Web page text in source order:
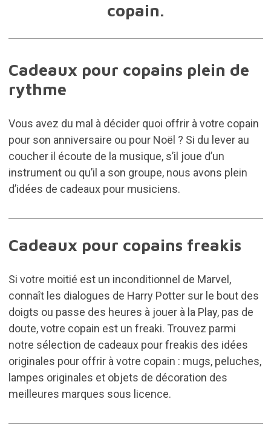
copain.
Cadeaux pour copains plein de
rythme
Vous avez du mal à décider quoi offrir à votre copain
pour son anniversaire ou pour Noël ? Si du lever au
coucher il écoute de la musique, s’il joue d’un
instrument ou qu’il a son groupe, nous avons plein
d’idées de cadeaux pour musiciens.
Cadeaux pour copains freakis
Si votre moitié est un inconditionnel de Marvel,
connaît les dialogues de Harry Potter sur le bout des
doigts ou passe des heures à jouer à la Play, pas de
doute, votre copain est un freaki. Trouvez parmi
notre sélection de cadeaux pour freakis des idées
originales pour offrir à votre copain : mugs, peluches,
lampes originales et objets de décoration des
meilleures marques sous licence.